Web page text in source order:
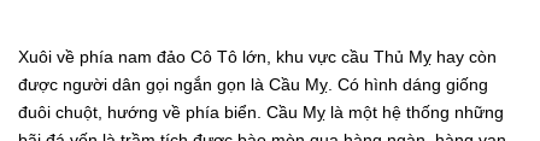
Xuôi về phía nam đảo Cô Tô lớn, khu vực cầu Thủ Mỵ hay còn
được người dân gọi ngắn gọn là Cầu Mỵ. Có hình dáng giống
đuôi chuột, hướng về phía biển. Cầu Mỵ là một hệ thống những